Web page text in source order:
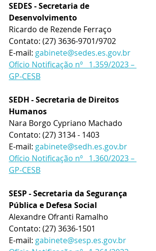
SEDES - Secretaria de
Desenvolvimento
Ricardo de Rezende Ferraço
Contato: (27) 3636-9701/9702
E-mail: gabinete@sedes.es.gov.br
Ofício Notificação nº   1.359/2023 –
GP-CESB
SEDH - Secretaria de Direitos
Humanos
Nara Borgo Cypriano Machado
Contato: (27) 3134 - 1403
E-mail: gabinete@sedh.es.gov.br
Ofício Notificação nº   1.360/2023 –
GP-CESB
SESP - Secretaria da Segurança
Pública e Defesa Social
Alexandre Ofranti Ramalho
Contato: (27) 3636-1501
E-mail: gabinete@sesp.es.gov.br